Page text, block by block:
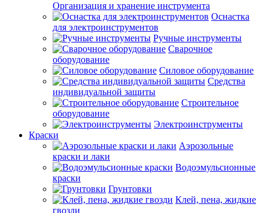
Организация и хранение инструмента
Оснастка
для электроинструментов
Ручные инструменты
Сварочное
оборудование
Силовое оборудование
Средства
индивидуальной защиты
Строительное
оборудование
Электроинструменты
Краски
Аэрозольные
краски и лаки
Водоэмульсионные
краски
Грунтовки
Клей, пена, жидкие
гвозди